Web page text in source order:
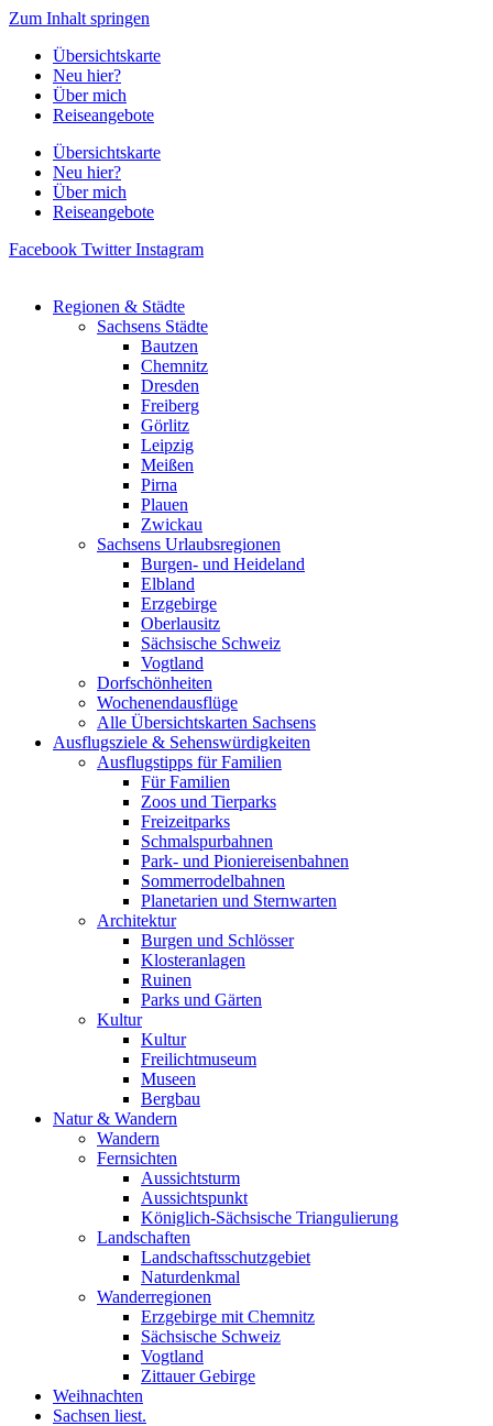
Zum Inhalt springen
Übersichtskarte
Neu hier?
Über mich
Reiseangebote
Übersichtskarte
Neu hier?
Über mich
Reiseangebote
Facebook Twitter Instagram
Regionen & Städte
Sachsens Städte
Bautzen
Chemnitz
Dresden
Freiberg
Görlitz
Leipzig
Meißen
Pirna
Plauen
Zwickau
Sachsens Urlaubsregionen
Burgen- und Heideland
Elbland
Erzgebirge
Oberlausitz
Sächsische Schweiz
Vogtland
Dorfschönheiten
Wochenendausflüge
Alle Übersichtskarten Sachsens
Ausflugsziele & Sehenswürdigkeiten
Ausflugstipps für Familien
Für Familien
Zoos und Tierparks
Freizeitparks
Schmalspurbahnen
Park- und Pioniereisenbahnen
Sommerrodelbahnen
Planetarien und Sternwarten
Architektur
Burgen und Schlösser
Klosteranlagen
Ruinen
Parks und Gärten
Kultur
Kultur
Freilichtmuseum
Museen
Bergbau
Natur & Wandern
Wandern
Fernsichten
Aussichtsturm
Aussichtspunkt
Königlich-Sächsische Triangulierung
Landschaften
Landschaftsschutzgebiet
Naturdenkmal
Wanderregionen
Erzgebirge mit Chemnitz
Sächsische Schweiz
Vogtland
Zittauer Gebirge
Weihnachten
Sachsen liest.